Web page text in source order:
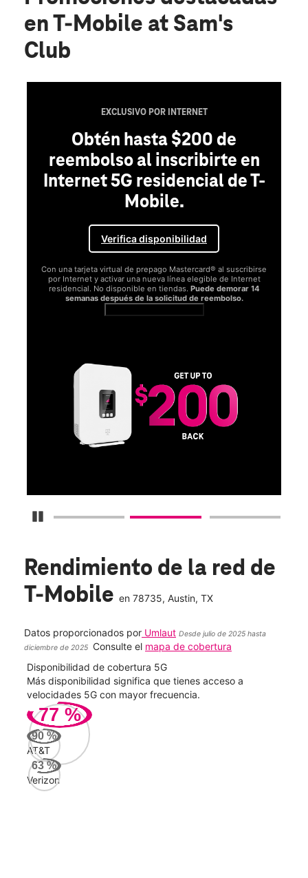
en T-Mobile at Sam's
Club
Detener carrusel
EXCLUSIVO POR INTERNET
Obtén hasta $200 de
reembolso al inscribirte en
Internet 5G residencial de T-
Mobile.
Verifica disponibilidad
Con una tarjeta virtual de prepago Mastercard® al suscribirse
por Internet y activar una nueva línea elegible de Internet
residencial. No disponible en tiendas. Puede demorar 14
semanas después de la solicitud de reembolso.
Rendimiento de la red de
T-Mobile en 78735, Austin, TX
Datos proporcionados por Umlaut Desde julio de 2025 hasta
diciembre de 2025
Consulte el mapa de cobertura
Disponibilidad de cobertura 5G
Más disponibilidad significa que tienes acceso a
velocidades 5G con mayor frecuencia.
77 %
90 %
AT&T
63%
Verizon